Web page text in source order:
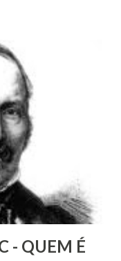
As relações
as questões sociais
muni de
atravessarmos
mais atuantes com o
- QUEM É